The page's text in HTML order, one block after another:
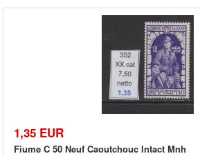
1,35 EUR
Fiume C 50 Neuf Caoutchouc Intact Mnh